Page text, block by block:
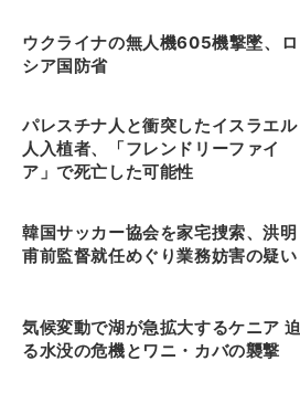
ウクライナの無人機605機撃墜、ロ
シア国防省
パレスチナ人と衝突したイスラエル
人入植者、「フレンドリーファイ
ア」で死亡した可能性
韓国サッカー協会を家宅捜索、洪明
甫前監督就任めぐり業務妨害の疑い
気候変動で湖が急拡大するケニア 迫
る水没の危機とワニ・カバの襲撃